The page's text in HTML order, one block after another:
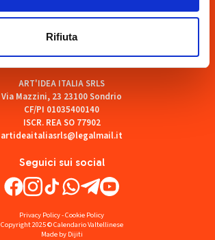
Rifiuta
Seguici sui social
ART'IDEA ITALIA SRLS
Via Mazzini, 23 23100 Sondrio
CF/PI 01035400140
ISCR. REA SO 77902
artideaitaliasrls@legalmail.it
Privacy Policy-Cookie Policy
Copyright 2025 © Calendario Valtellinese
Made by Dijiti